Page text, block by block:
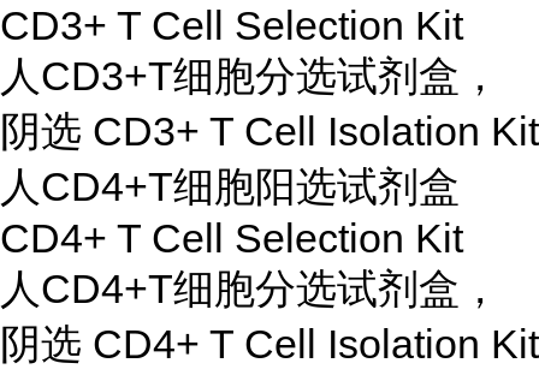
CD3+ T Cell Selection Kit
人CD3+T细胞分选试剂盒，
阴选 CD3+ T Cell Isolation Kit
人CD4+T细胞阳选试剂盒
CD4+ T Cell Selection Kit
人CD4+T细胞分选试剂盒，
阴选 CD4+ T Cell Isolation Kit